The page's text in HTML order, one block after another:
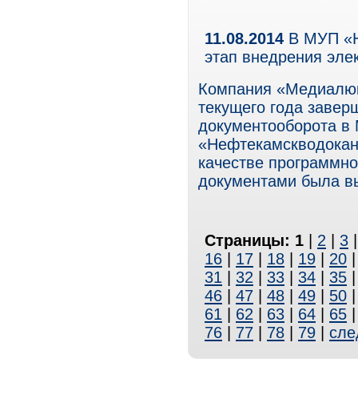
11.08.2014 В МУП
этап внедрения
Компания
текущего года
документооборота
качестве
документами была
Страницы: 1 2 3
16
17 18 19 20
31
32 33 34 35
46
47 48 49 50
61
62 63 64 65
76
77 78 79